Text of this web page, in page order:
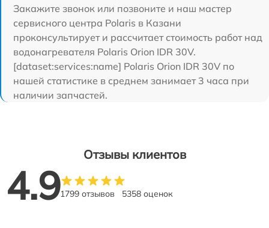
Закажите звонок или позвоните и наш мастер
сервисного центра Polaris в Казани
проконсультирует и рассчитает стоимость работ над
водонагревателя Polaris Orion IDR 30V.
[dataset:services:name] Polaris Orion IDR 30V по
нашей статистике в среднем занимает 3 часа при
наличии запчастей.
Отзывы клиентов
4.91799 отзывов 5358 оценок